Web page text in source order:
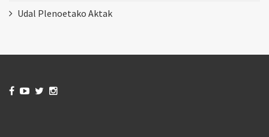
Udal Plenoetako Aktak
   